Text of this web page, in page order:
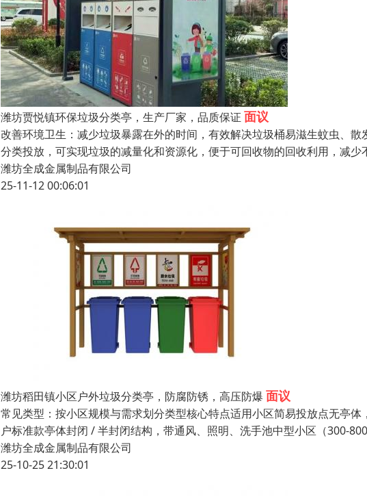
潍坊贾悦镇环保垃圾分类亭，生产厂家，品质保证 面议
改善环境卫生：减少垃圾暴露在外的时间，有效解决垃圾桶易滋生蚊虫、
分类投放，可实现垃圾的减量化和资源化，便于可回收物的回收利用，减
潍坊全成金属制品有限公司
25-11-12 00:06:01
潍坊稻田镇小区户外垃圾分类亭，防腐防锈，高压防爆 面议
常见类型：按小区规模与需求划分类型核心特点适用小区简易投放点无亭
户标准款亭体封闭 / 半封闭结构，带通风、照明、洗手池中型小区（300-
潍坊全成金属制品有限公司
25-10-25 21:30:01